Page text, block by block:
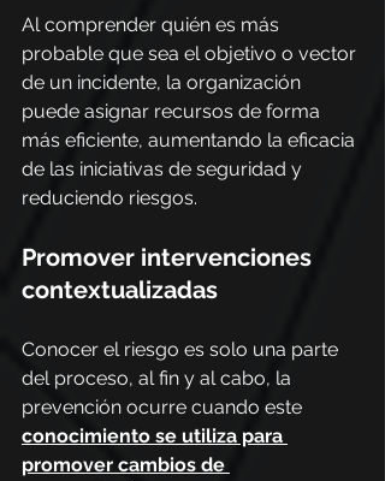
Al comprender quién es más
probable que sea el objetivo o vector
de un incidente, la organización
puede asignar recursos de forma
más eficiente, aumentando la eficacia
de las iniciativas de seguridad y
reduciendo riesgos.
Promover intervenciones
contextualizadas
Conocer el riesgo es solo una parte
del proceso, al fin y al cabo, la
prevención ocurre cuando este
conocimiento se utiliza para
promover cambios de